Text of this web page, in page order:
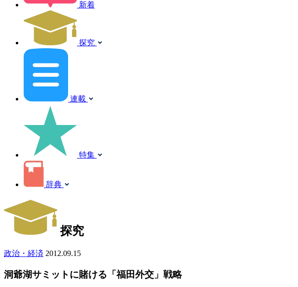
新着
探究
連載
特集
辞典
探究
政治・経済 2012.09.15
洞爺湖サミットに賭ける「福田外交」戦略